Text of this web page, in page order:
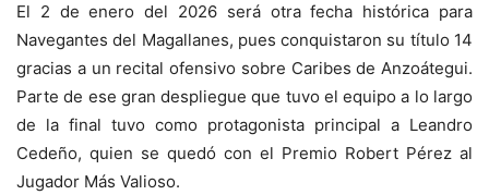
El 2 de enero del 2026 será otra fecha histórica para
Navegantes del Magallanes, pues conquistaron su título 14
gracias a un recital ofensivo sobre Caribes de Anzoátegui.
Parte de ese gran despliegue que tuvo el equipo a lo largo
de la final tuvo como protagonista principal a Leandro
Cedeño, quien se quedó con el Premio Robert Pérez al
Jugador Más Valioso.